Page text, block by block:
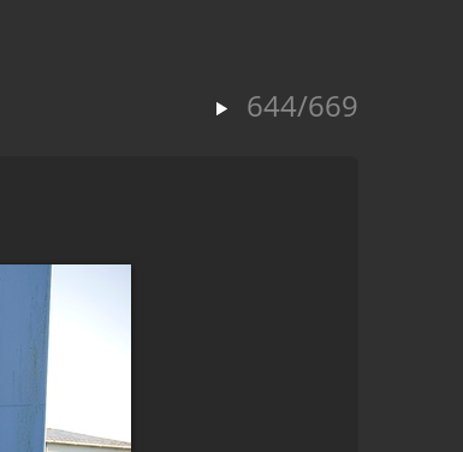
644/669